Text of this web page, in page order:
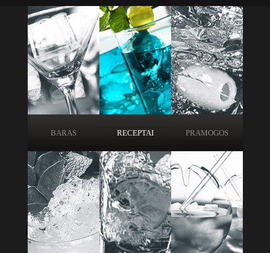
BARAS RECEPTAI PRAMOGOS